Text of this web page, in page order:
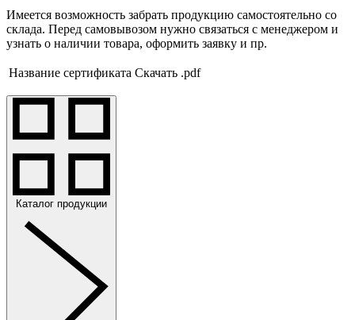
Имеется возможность забрать продукцию самостоятельно со
склада. Перед самовывозом нужно связаться с менеджером и
узнать о наличии товара, оформить заявку и пр.
Название сертификата Скачать .pdf
Каталог продукции